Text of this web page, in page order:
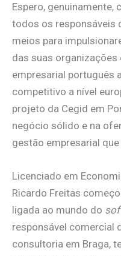
Espero, genuinamente,
todos os responsáveis
meios para
das suas
empresarial português
competitivo a nível
projeto da Cegid em
negócio sólido e na
gestão empresarial
Licenciado em
Ricardo Freitas
ligada ao mundo do
responsável comercial
consultoria em Braga,